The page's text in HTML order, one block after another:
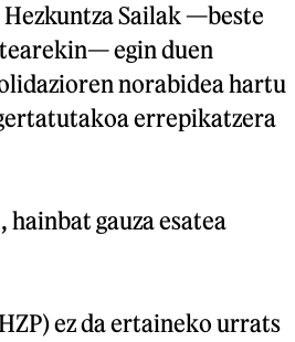
Sailak —beste
egin duen
norabidea hartu
errepikatzera
gauza esatea
ez da ertaineko urrats